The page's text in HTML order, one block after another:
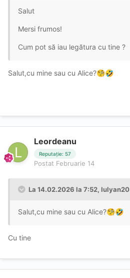
Salut
Mersi frumos!
Cum pot să iau legătura cu tine ?
Salut,cu mine sau cu Alice?🧐🤣
Leordeanu
Reputație: 57
Postat Februarie 14
La 14.02.2026 la 7:52, Iulyan20
Salut,cu mine sau cu Alice?🧐🤣
Cu tine